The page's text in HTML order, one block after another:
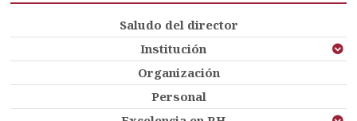
Saludo del director
Institución
Organización
Personal